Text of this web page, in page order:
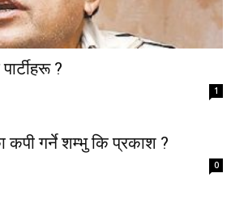
?
1
कपी गर्ने शम्भु कि प्रकाश ?
0